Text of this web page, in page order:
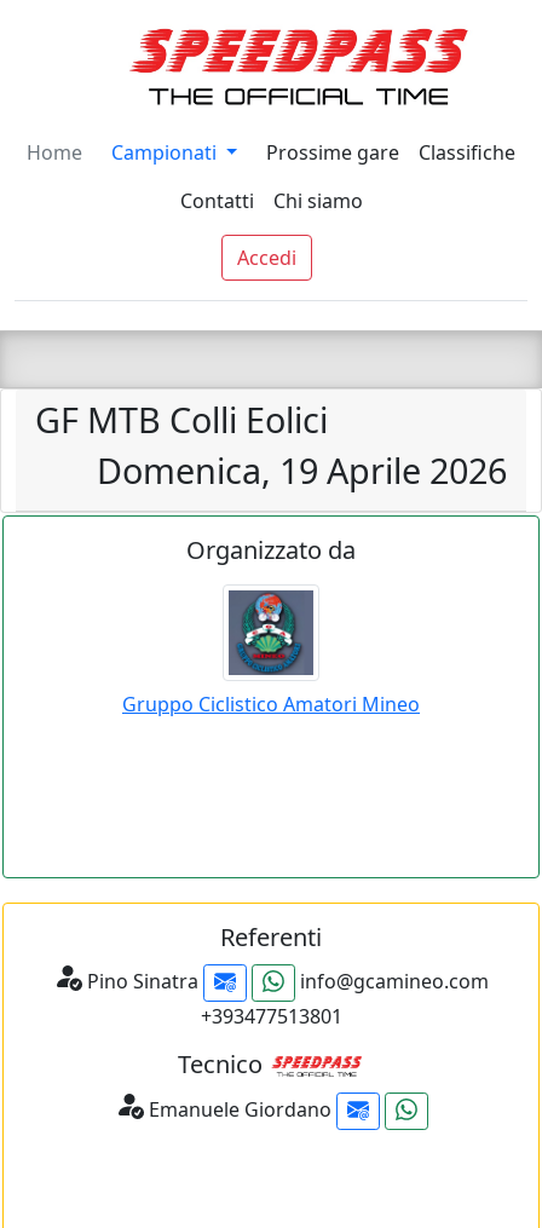
Home Campionati Prossime gare
Classifiche
Contatti
Chi siamo
Accedi
GF MTB Colli Eolici
Domenica, 19 Aprile 2026
Organizzato da
Gruppo Ciclistico Amatori Mineo
Referenti
Pino Sinatra
info@gcamineo.com
+393477513801
Tecnico
Emanuele Giordano